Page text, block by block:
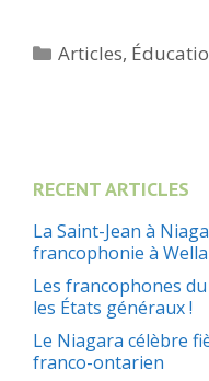
Catégories
Articles,
RECENT ARTICLES
La Saint-Jean à
francophonie à
Les francophones
les États généraux !
Le Niagara célèbre
franco-ontarien